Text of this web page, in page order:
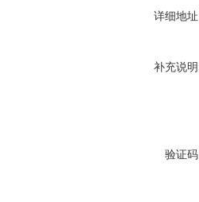
详细地
补充说
验证